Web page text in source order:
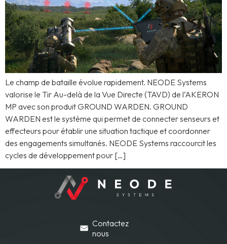
Le champ de bataille évolue rapidement. NEODE Systems
valorise le Tir Au-delà de la Vue Directe (TAVD) de l’AKERON
MP avec son produit GROUND WARDEN. GROUND
WARDEN est le système qui permet de connecter senseurs et
effecteurs pour établir une situation tactique et coordonner
des engagements simultanés. NEODE Systems raccourcit les
cycles de développement pour […]
Contactez
nous